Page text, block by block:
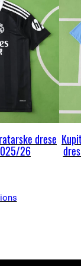
drese
26